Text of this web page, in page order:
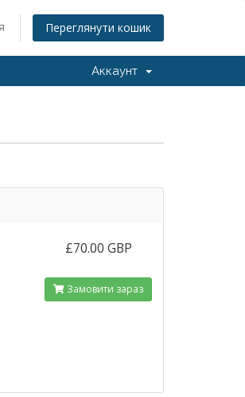
Переглянути кошик
Аккаунт
£70.00 GBP
Замовити зараз